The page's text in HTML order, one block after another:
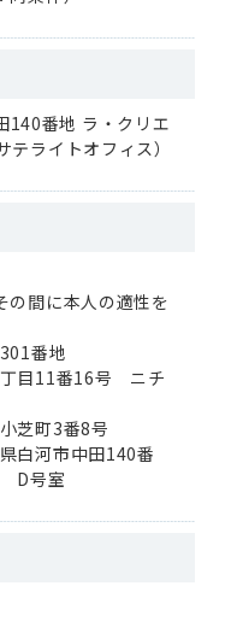
番地 ラ・クリエ
ライトオフィス）
の間に本人の適性を
番地
丁目11番16号 ニチ
芝町3番8号
白河市中田140番
D号室